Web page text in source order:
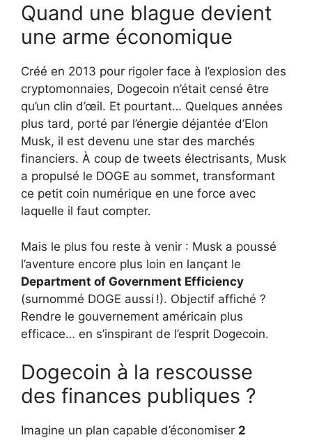
Quand une blague devient
une arme économique
Créé en 2013 pour rigoler face à l’explosion des
cryptomonnaies, Dogecoin n’était censé être
qu’un clin d’œil. Et pourtant… Quelques années
plus tard, porté par l’énergie déjantée d’Elon
Musk, il est devenu une star des marchés
financiers. À coup de tweets électrisants, Musk
a propulsé le DOGE au sommet, transformant
ce petit coin numérique en une force avec
laquelle il faut compter.
Mais le plus fou reste à venir : Musk a poussé
l’aventure encore plus loin en lançant le
Department of Government Efficiency
(surnommé DOGE aussi !). Objectif affiché ?
Rendre le gouvernement américain plus
efficace… en s’inspirant de l’esprit Dogecoin.
Dogecoin à la rescousse
des finances publiques ?
Imagine un plan capable d’économiser 2